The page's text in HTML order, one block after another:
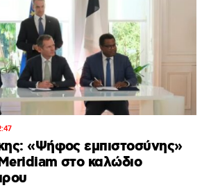
«Ψήφος εμπιστοσύνης»
στο καλώδιο